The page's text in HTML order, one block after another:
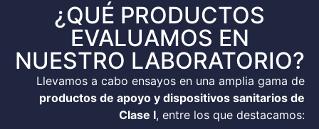
¿QUÉ PRODUCTOS
EVALUAMOS EN
NUESTRO LABORATORIO?
Llevamos a cabo ensayos en una amplia gama de
productos de apoyo y dispositivos sanitarios de
Clase I, entre los que destacamos: